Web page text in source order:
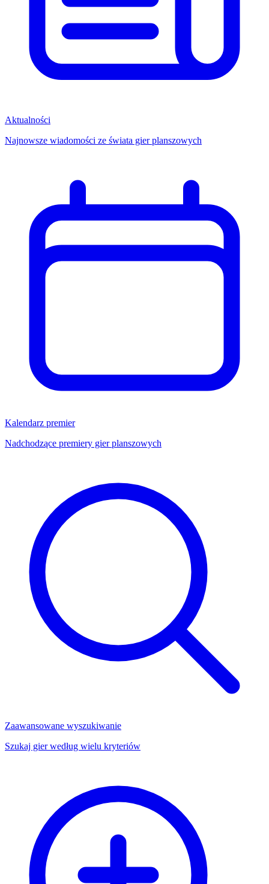
Aktualności
Najnowsze wiadomości ze świata gier planszowych
Kalendarz premier
Nadchodzące premiery gier planszowych
Zaawansowane wyszukiwanie
Szukaj gier według wielu kryteriów